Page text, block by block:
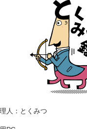
人：とくみつ